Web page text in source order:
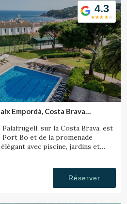
4.3
Empordà, Costa Brava
Palafrugell, sur la Costa Brava, est
Bo et de la promenade
avec piscine, jardins et
Réserver